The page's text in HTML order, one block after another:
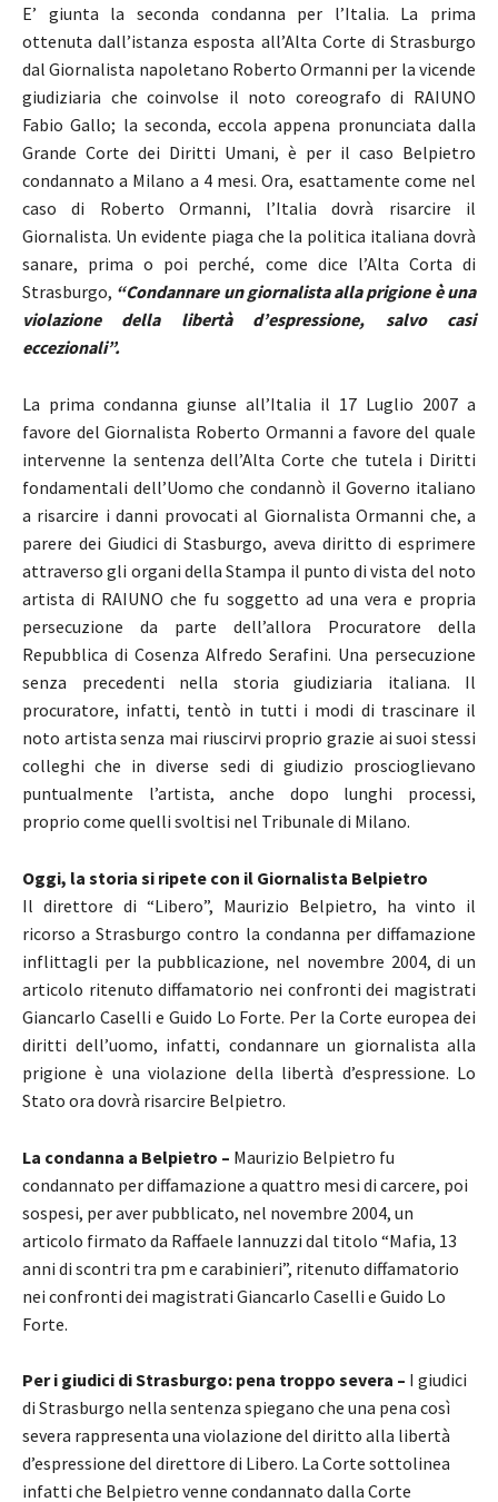
E’ giunta la seconda condanna per l’Italia. La prima
ottenuta dall’istanza esposta all’Alta Corte di Strasburgo
dal Giornalista napoletano Roberto Ormanni per la vicende
giudiziaria che coinvolse il noto coreografo di RAIUNO
Fabio Gallo; la seconda, eccola appena pronunciata dalla
Grande Corte dei Diritti Umani, è per il caso Belpietro
condannato a Milano a 4 mesi. Ora, esattamente come nel
caso di Roberto Ormanni, l’Italia dovrà risarcire il
Giornalista. Un evidente piaga che la politica italiana dovrà
sanare, prima o poi perché, come dice l’Alta Corta di
Strasburgo, “Condannare un giornalista alla prigione è una
violazione della libertà d’espressione, salvo casi
eccezionali”.
La prima condanna giunse all’Italia il 17 Luglio 2007 a
favore del Giornalista Roberto Ormanni a favore del quale
intervenne la sentenza dell’Alta Corte che tutela i Diritti
fondamentali dell’Uomo che condannò il Governo italiano
a risarcire i danni provocati al Giornalista Ormanni che, a
parere dei Giudici di Stasburgo, aveva diritto di esprimere
attraverso gli organi della Stampa il punto di vista del noto
artista di RAIUNO che fu soggetto ad una vera e propria
persecuzione da parte dell’allora Procuratore della
Repubblica di Cosenza Alfredo Serafini. Una persecuzione
senza precedenti nella storia giudiziaria italiana. Il
procuratore, infatti, tentò in tutti i modi di trascinare il
noto artista senza mai riuscirvi proprio grazie ai suoi stessi
colleghi che in diverse sedi di giudizio proscioglievano
puntualmente l’artista, anche dopo lunghi processi,
proprio come quelli svoltisi nel Tribunale di Milano.
Oggi, la storia si ripete con il Giornalista Belpietro
Il direttore di “Libero”, Maurizio Belpietro, ha vinto il
ricorso a Strasburgo contro la condanna per diffamazione
inflittagli per la pubblicazione, nel novembre 2004, di un
articolo ritenuto diffamatorio nei confronti dei magistrati
Giancarlo Caselli e Guido Lo Forte. Per la Corte europea dei
diritti dell’uomo, infatti, condannare un giornalista alla
prigione è una violazione della libertà d’espressione. Lo
Stato ora dovrà risarcire Belpietro.
La condanna a Belpietro – Maurizio Belpietro fu
condannato per diffamazione a quattro mesi di carcere, poi
sospesi, per aver pubblicato, nel novembre 2004, un
articolo firmato da Raffaele Iannuzzi dal titolo “Mafia, 13
anni di scontri tra pm e carabinieri”, ritenuto diffamatorio
nei confronti dei magistrati Giancarlo Caselli e Guido Lo
Forte.
Per i giudici di Strasburgo: pena troppo severa – I giudici
di Strasburgo nella sentenza spiegano che una pena così
severa rappresenta una violazione del diritto alla libertà
d’espressione del direttore di Libero. La Corte sottolinea
infatti che Belpietro venne condannato dalla Corte